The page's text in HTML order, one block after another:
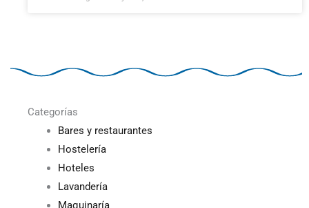
Categorías
Bares y restaurantes
Hostelería
Hoteles
Lavandería
Maquinaría